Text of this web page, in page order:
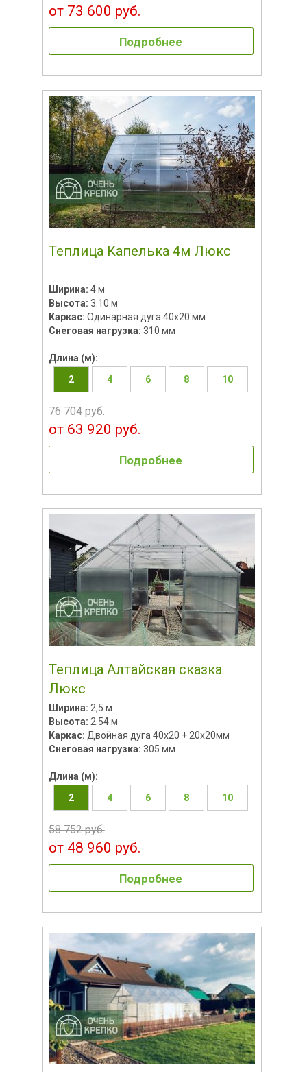
от 73 600 руб.
Подробнее
Теплица Капелька 4м Люкс
Ширина: 4 м
Высота: 3.10 м
Каркас: Одинарная дуга 40х20 мм
Снеговая нагрузка: 310 мм
Длина (м):
2
4 6 8 10
76 704 руб.
от 63 920 руб.
Подробнее
Теплица Алтайская сказка
Люкс
Ширина: 2,5 м
Высота: 2.54 м
Каркас: Двойная дуга 40х20 + 20х20мм
Снеговая нагрузка: 305 мм
Длина (м):
2
4 6 8 10
58 752 руб.
от 48 960 руб.
Подробнее